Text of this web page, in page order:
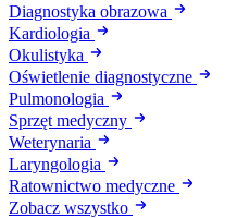
Diagnostyka obrazowa
Kardiologia
Okulistyka
Oświetlenie diagnostyczne
Pulmonologia
Sprzęt medyczny
Weterynaria
Laryngologia
Ratownictwo medyczne
Zobacz wszystko